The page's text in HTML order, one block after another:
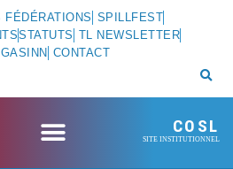
FÉDÉRATIONS SPILLFEST
STATUTS TL NEWSLETTER
CONTACT
COSL
SITE INSTITUTIONNEL